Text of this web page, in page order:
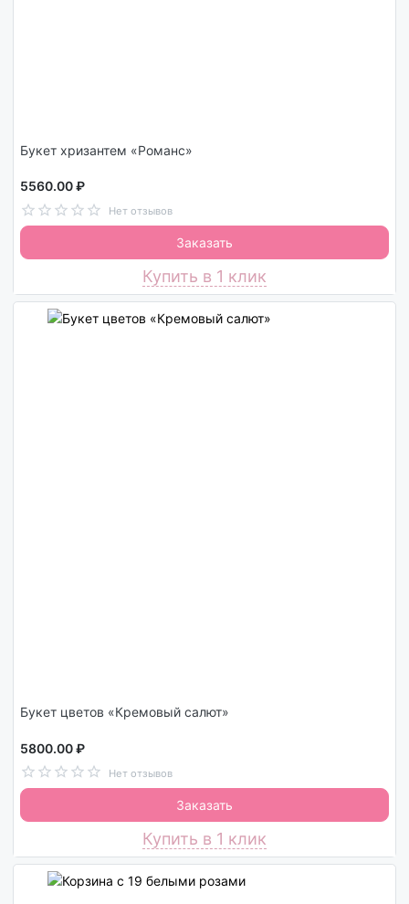
Букет хризантем «Романс»
5560.00 ₽
Нет отзывов
Заказать
Купить в 1 клик
Букет цветов «Кремовый салют»
5800.00 ₽
Нет отзывов
Заказать
Купить в 1 клик